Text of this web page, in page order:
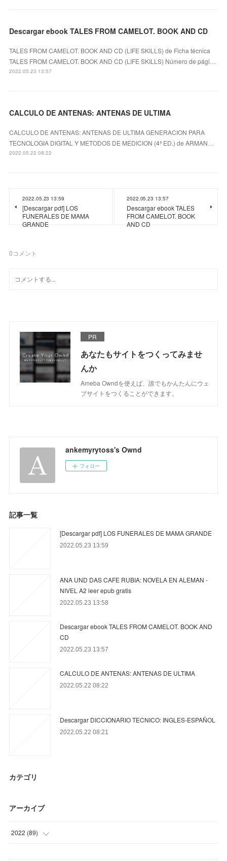
Descargar ebook TALES FROM CAMELOT. BOOK AND CD
TALES FROM CAMELOT. BOOK AND CD (LIFE SKILLS) de Ficha técnica
TALES FROM CAMELOT. BOOK AND CD (LIFE SKILLS) Número de pági…
2022.05.23 13:57
CALCULO DE ANTENAS: ANTENAS DE ULTIMA
CALCULO DE ANTENAS: ANTENAS DE ULTIMA GENERACION PARA
TECNOLOGIA DIGITAL Y METODOS DE MEDICION (4ª ED.) de ARMAN…
2022.05.22 08:22
2022.05.23 13:59
[Descargar pdf] LOS
FUNERALES DE MAMA
GRANDE
2022.05.23 13:57
Descargar ebook TALES
FROM CAMELOT. BOOK
AND CD
0コメント
PR
あなたもサイトをつくってみませ
んか
Ameba Owndを使えば、誰でもかんたんにウェ
ブサイトをつくることができます。
ankemyrytoss's Ownd
フォロー
記事一覧
[Descargar pdf] LOS FUNERALES DE MAMA GRANDE
2022.05.23 13:59
ANA UND DAS CAFE RUBIA: NOVELA EN ALEMAN -
NIVEL A2 leer epub gratis
2022.05.23 13:58
Descargar ebook TALES FROM CAMELOT. BOOK AND
CD
2022.05.23 13:57
CALCULO DE ANTENAS: ANTENAS DE ULTIMA
2022.05.22 08:22
Descargar DICCIONARIO TECNICO: INGLES-ESPAÑOL
2022.05.22 08:21
カテゴリ
アーカイブ
2022 (89)